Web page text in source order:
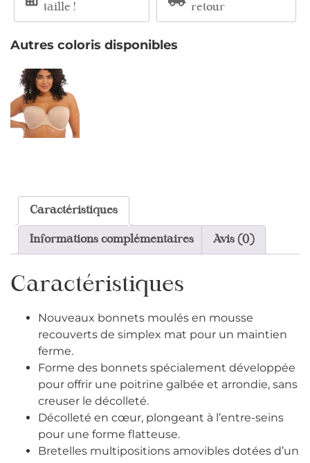
taille !
retour
Autres coloris disponibles
Caractéristiques
Informations complémentaires Avis (0)
Caractéristiques
Nouveaux bonnets moulés en mousse
recouverts de simplex mat pour un maintien
ferme.
Forme des bonnets spécialement développée
pour offrir une poitrine galbée et arrondie, sans
creuser le décolleté.
Décolleté en cœur, plongeant à l’entre-seins
pour une forme flatteuse.
Bretelles multipositions amovibles dotées d’un